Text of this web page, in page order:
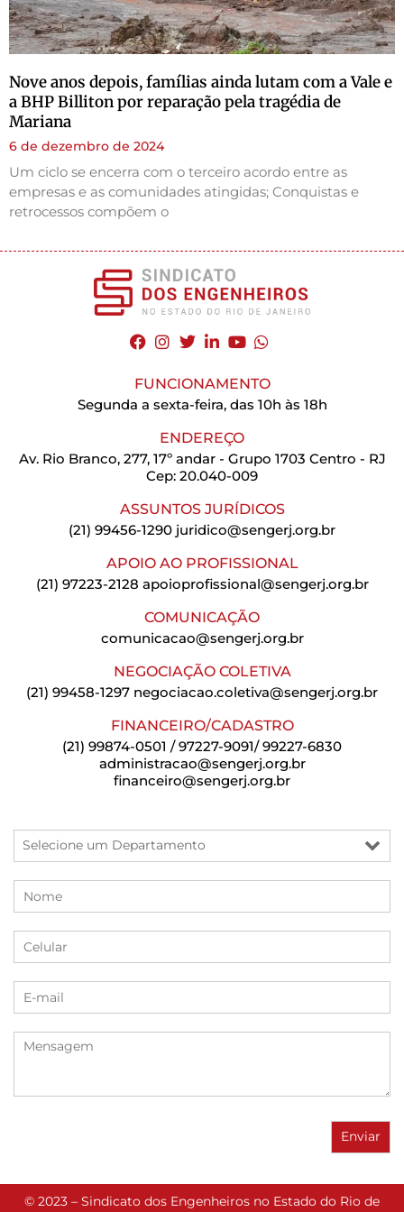
Nove anos depois, famílias ainda lutam com a Vale e
a BHP Billiton por reparação pela tragédia de
Mariana
6 de dezembro de 2024
Um ciclo se encerra com o terceiro acordo entre as
empresas e as comunidades atingidas; Conquistas e
retrocessos compõem o
FUNCIONAMENTO
Segunda a sexta-feira, das 10h às 18h
ENDEREÇO
Av. Rio Branco, 277, 17º andar - Grupo 1703 Centro - RJ
Cep: 20.040-009
ASSUNTOS JURÍDICOS
(21) 99456-1290 juridico@sengerj.org.br
APOIO AO PROFISSIONAL
(21) 97223-2128 apoioprofissional@sengerj.org.br
COMUNICAÇÃO
comunicacao@sengerj.org.br
NEGOCIAÇÃO COLETIVA
(21) 99458-1297 negociacao.coletiva@sengerj.org.br
FINANCEIRO/CADASTRO
(21) 99874-0501 / 97227-9091/ 99227-6830
administracao@sengerj.org.br
financeiro@sengerj.org.br
© 2023 – Sindicato dos Engenheiros no Estado do Rio de